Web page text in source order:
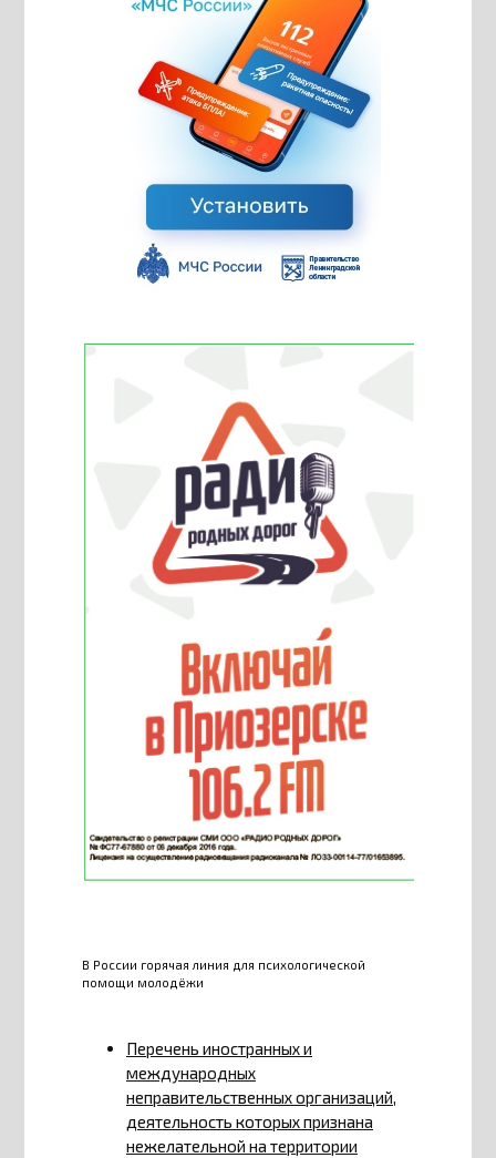
В России горячая линия для психологической
помощи молодёжи
Перечень иностранных и
международных
неправительственных организаций,
деятельность которых признана
нежелательной на территории